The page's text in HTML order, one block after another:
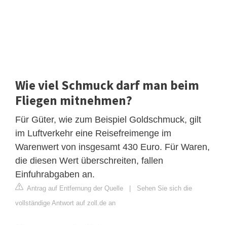
Wie viel Schmuck darf man beim
Fliegen mitnehmen?
Für Güter, wie zum Beispiel Goldschmuck, gilt
im Luftverkehr eine Reisefreimenge im
Warenwert von insgesamt 430 Euro. Für Waren,
die diesen Wert überschreiten, fallen
Einfuhrabgaben an.
Antrag auf Entfernung der Quelle | Sehen Sie sich die
vollständige Antwort auf zoll.de an